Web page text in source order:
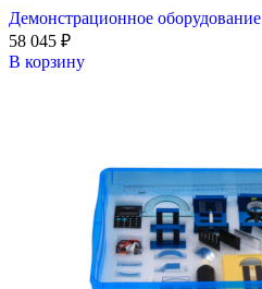
Демонстрационное оборудование
58 045 ₽
В корзину